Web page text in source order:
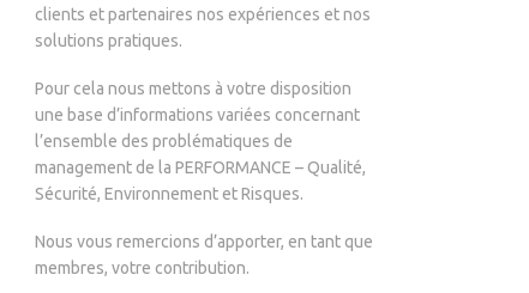
clients et partenaires nos expériences et nos
solutions pratiques.
Pour cela nous mettons à votre disposition
une base d’informations variées concernant
l’ensemble des problématiques de
management de la PERFORMANCE – Qualité,
Sécurité, Environnement et Risques.
Nous vous remercions d’apporter, en tant que
membres, votre contribution.